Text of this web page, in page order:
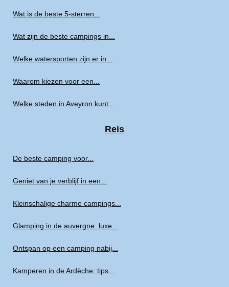
Wat is de beste 5-sterren...
Wat zijn de beste campings in...
Welke watersporten zijn er in...
Waarom kiezen voor een...
Welke steden in Aveyron kunt...
Reis
De beste camping voor...
Geniet van je verblijf in een...
Kleinschalige charme campings...
Glamping in de auvergne: luxe...
Ontspan op een camping nabij...
Kamperen in de Ardèche: tips...